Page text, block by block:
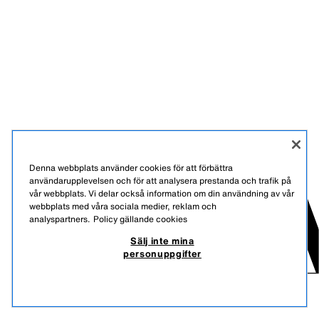
Denna webbplats använder cookies för att förbättra
användarupplevelsen och för att analysera prestanda och trafik på
vår webbplats. Vi delar också information om din användning av vår
webbplats med våra sociala medier, reklam och
analyspartners. Policy gällande cookies
Sälj inte mina
personuppgifter